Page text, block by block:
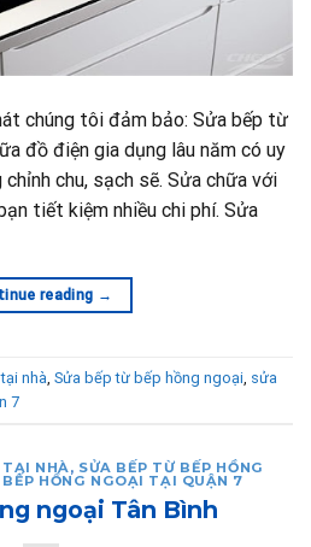
chúng tôi đảm bảo: Sửa bếp từ
đồ điện gia dụng lâu năm có uy
chu, sạch sẽ. Sửa chữa với
tiết kiệm nhiều chi phí. Sửa
reading →
nhà Sửa bếp từ bếp hồng ngoại sửa
7
TẠI NHÀ, SỬA BẾP TỪ BẾP HỒNG
HỒNG NGOẠI TẠI QUẬN 7
ngoại Tân Bình